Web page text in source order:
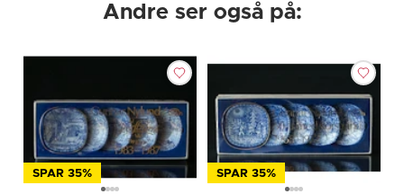
Andre ser også på:
SPAR 35% SPAR 35%